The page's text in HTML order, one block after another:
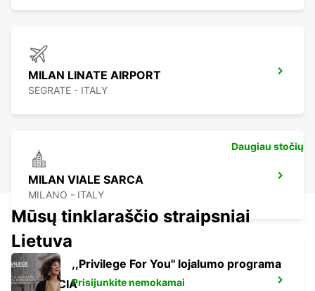
MILAN LINATE AIRPORT
SEGRATE - ITALY
MILAN VIALE SARCA
MILANO - ITALY
BRESCIA
Daugiau stočių
Mūsų tinklaraščio straipsniai
Lietuva
,,Privilege For You'' lojalumo programa
Prisijunkite nemokamai